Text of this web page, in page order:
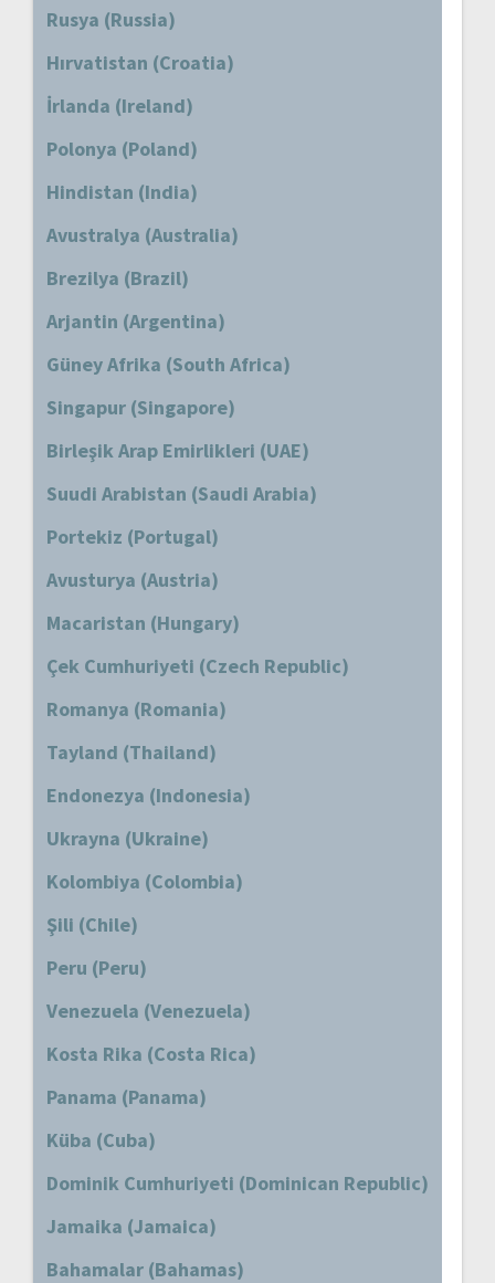
Rusya (Russia)
Hırvatistan (Croatia)
İrlanda (Ireland)
Polonya (Poland)
Hindistan (India)
Avustralya (Australia)
Brezilya (Brazil)
Arjantin (Argentina)
Güney Afrika (South Africa)
Singapur (Singapore)
Birleşik Arap Emirlikleri (UAE)
Suudi Arabistan (Saudi Arabia)
Portekiz (Portugal)
Avusturya (Austria)
Macaristan (Hungary)
Çek Cumhuriyeti (Czech Republic)
Romanya (Romania)
Tayland (Thailand)
Endonezya (Indonesia)
Ukrayna (Ukraine)
Kolombiya (Colombia)
Şili (Chile)
Peru (Peru)
Venezuela (Venezuela)
Kosta Rika (Costa Rica)
Panama (Panama)
Küba (Cuba)
Dominik Cumhuriyeti (Dominican Republic)
Jamaika (Jamaica)
Bahamalar (Bahamas)